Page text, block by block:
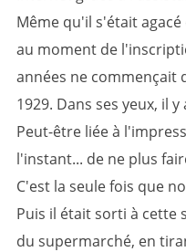
Même qu'il s'était
au moment de
années ne commençait
1929. Dans ses yeux, il
Peut-être liée à
l'instant... de ne plus
C'est la seule fois que
Puis il était sorti à cette
du supermarché, en